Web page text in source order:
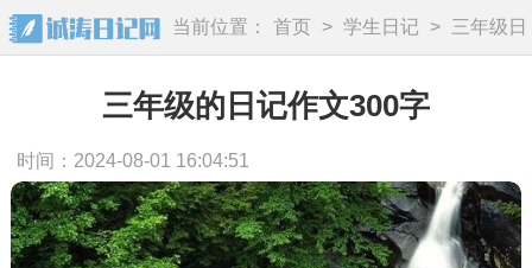
当前位置： 首页 > 学生日记 >
三年级日
记
三年级的日记作文300字
时间：2024-08-01 16:04:51